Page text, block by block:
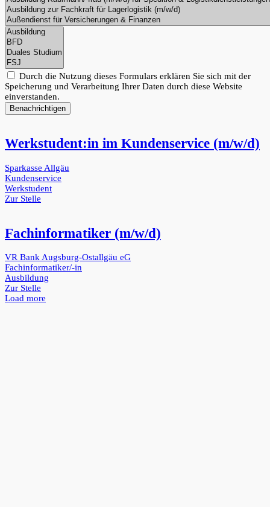
Durch die Nutzung dieses Formulars erklären Sie sich mit der
Speicherung und Verarbeitung Ihrer Daten durch diese Website
einverstanden.
Benachrichtigen
Werkstudent:in im Kundenservice (m/w/d)
Sparkasse Allgäu
Kundenservice
Werkstudent
Zur Stelle
Fachinformatiker (m/w/d)
VR Bank Augsburg-Ostallgäu eG
Fachinformatiker/-in
Ausbildung
Zur Stelle
Load more